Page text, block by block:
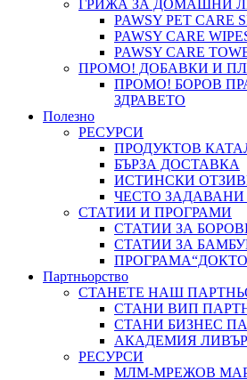
ГРИЖА ЗА ДОМАШНИ
PAWSY PET CARE
PAWSY CARE
PAWSY CARE
ПРОМО! ДОБАВКИ И
ПРОМО! БОРОВ
ЗДРАВЕТО
Полезно
РЕСУРСИ
ПРОДУКТОВ
БЪРЗА ДОСТАВКА
ИСТИНСКИ
ЧЕСТО
СТАТИИ И ПРОГРАМИ
СТАТИИ ЗА
СТАТИИ ЗА
Партньорство
СТАНЕТЕ НАШ
СТАНИ ВИП
СТАНИ БИЗНЕС
АКАДЕМИЯ
РЕСУРСИ
МЛМ-МРЕЖОВ